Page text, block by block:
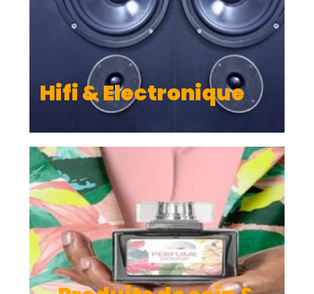
Produits de soin &
hygiène